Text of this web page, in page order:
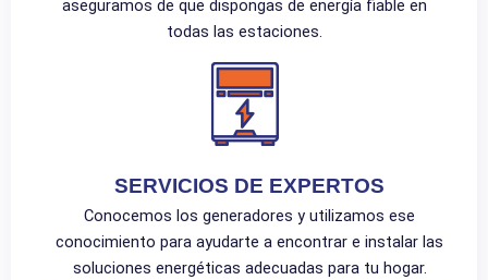
aseguramos de que dispongas de energía fiable en
todas las estaciones.
SERVICIOS DE EXPERTOS
Conocemos los generadores y utilizamos ese
conocimiento para ayudarte a encontrar e instalar las
soluciones energéticas adecuadas para tu hogar.